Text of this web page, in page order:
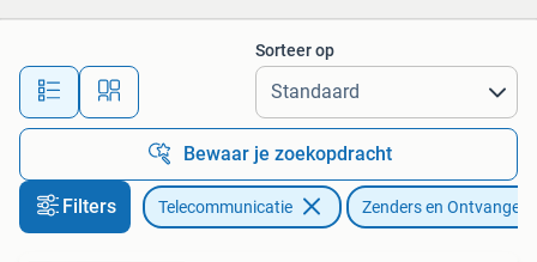
Alle afstanden…
Sorteer op
Bewaar je zoekopdracht
Filters Telecommunicatie Zenders en Ontvangers